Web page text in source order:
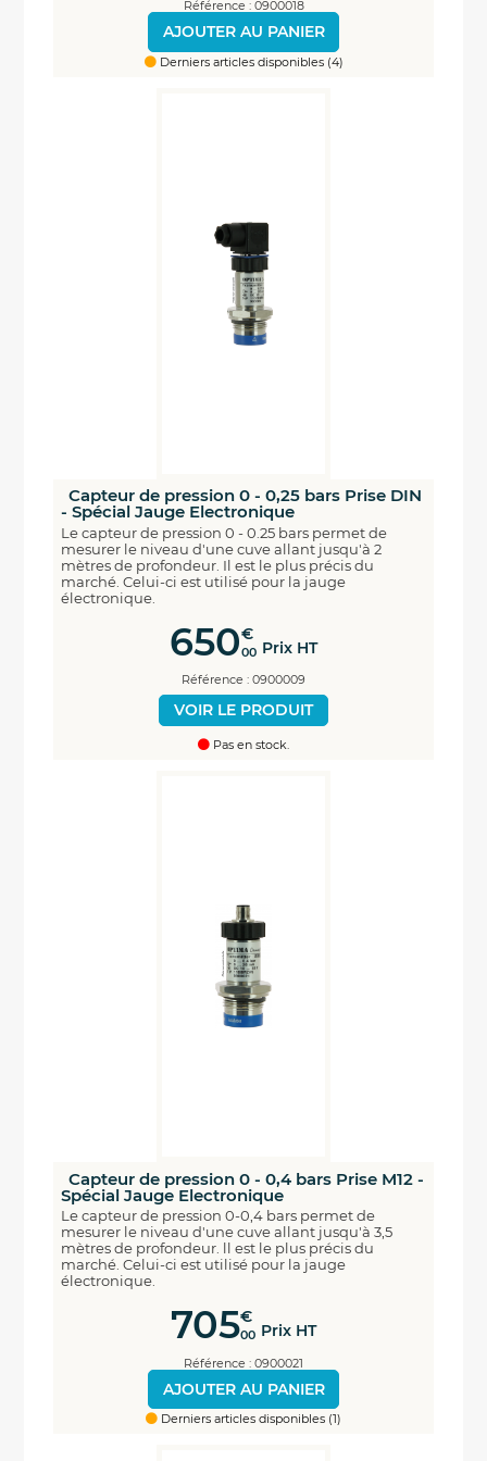
Référence : 0900018
AJOUTER AU PANIER
Derniers articles disponibles (4)
Capteur de pression 0 - 0,25 bars Prise DIN
- Spécial Jauge Electronique
Le capteur de pression 0 - 0.25 bars permet de
mesurer le niveau d'une cuve allant jusqu'à 2
mètres de profondeur. Il est le plus précis du
marché. Celui-ci est utilisé pour la jauge
électronique.
650€
00 Prix HT
Référence : 0900009
VOIR LE PRODUIT
Pas en stock.
Capteur de pression 0 - 0,4 bars Prise M12 -
Spécial Jauge Electronique
Le capteur de pression 0-0,4 bars permet de
mesurer le niveau d'une cuve allant jusqu'à 3,5
mètres de profondeur. ll est le plus précis du
marché. Celui-ci est utilisé pour la jauge
électronique.
705€
00 Prix HT
Référence : 0900021
AJOUTER AU PANIER
Derniers articles disponibles (1)